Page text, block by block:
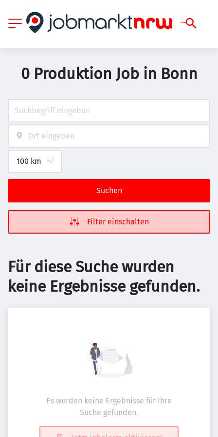
0 Produktion Job in Bonn
Suchen
Filter einschalten
Für diese Suche wurden
keine Ergebnisse gefunden.
Es wurden keine Ergebnisse für Ihre
Suche gefunden.